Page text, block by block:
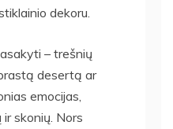
dekoru.
– trešnių
desertą ar
emocijas,
skonių. Nors